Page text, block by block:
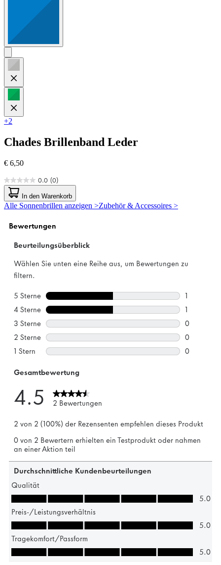
+2
Chades Brillenband Leder
€ 6,50
0.0 (0)
0.0
von
5
Sternen.
In den Warenkorb
Alle Sonnenbrillen anzeigen >Zubehör & Accessoires >